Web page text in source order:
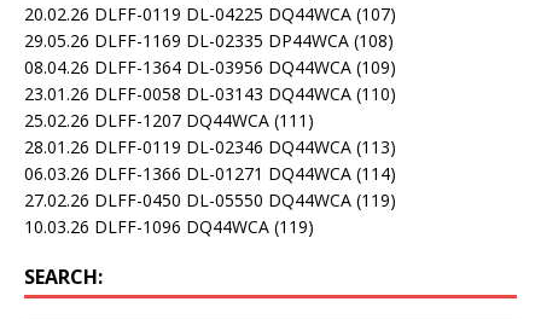
20.02.26 DLFF-0119 DL-04225 DQ44WCA (107)
29.05.26 DLFF-1169 DL-02335 DP44WCA (108)
08.04.26 DLFF-1364 DL-03956 DQ44WCA (109)
23.01.26 DLFF-0058 DL-03143 DQ44WCA (110)
25.02.26 DLFF-1207 DQ44WCA (111)
28.01.26 DLFF-0119 DL-02346 DQ44WCA (113)
06.03.26 DLFF-1366 DL-01271 DQ44WCA (114)
27.02.26 DLFF-0450 DL-05550 DQ44WCA (119)
10.03.26 DLFF-1096 DQ44WCA (119)
SEARCH: